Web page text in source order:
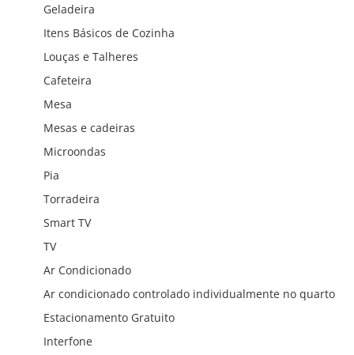
Geladeira
Itens Básicos de Cozinha
Louças e Talheres
Cafeteira
Mesa
Mesas e cadeiras
Microondas
Pia
Torradeira
Smart TV
TV
Ar Condicionado
Ar condicionado controlado individualmente no quarto
Estacionamento Gratuito
Interfone